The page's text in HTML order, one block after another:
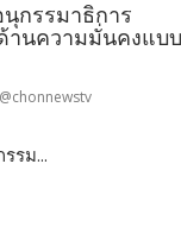
กรรมาธิการ
านความมั่นคงแบ
@chonnewstv
รม...